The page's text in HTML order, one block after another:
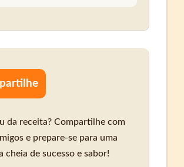
da receita? Compartilhe com
e prepare-se para uma
cheia de sucesso e sabor!